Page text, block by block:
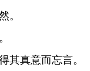
。
其真意而忘言。